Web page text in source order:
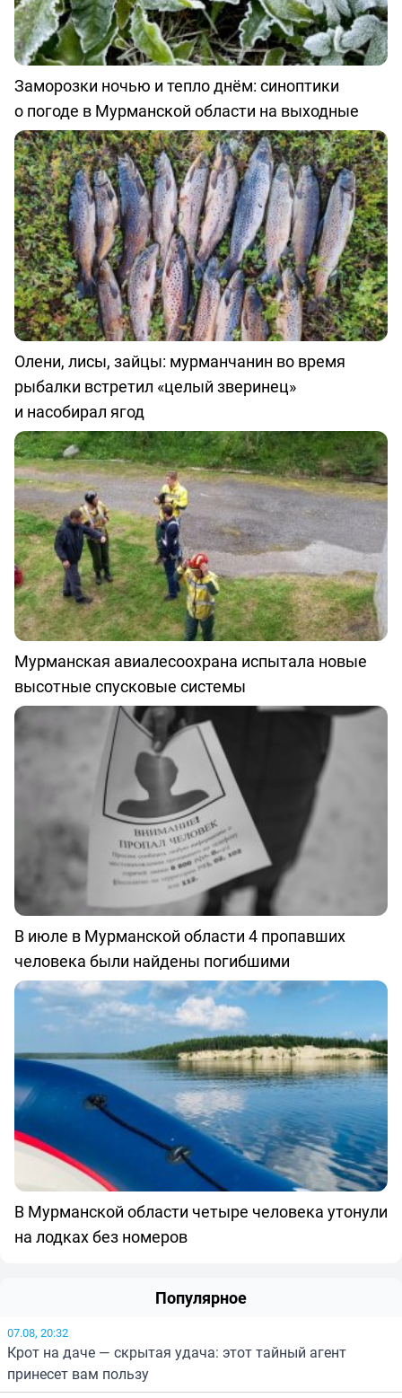
Заморозки ночью и тепло днём: синоптики
о погоде в Мурманской области на выходные
Олени, лисы, зайцы: мурманчанин во время
рыбалки встретил «целый зверинец»
и насобирал ягод
Мурманская авиалесоохрана испытала новые
высотные спусковые системы
В июле в Мурманской области 4 пропавших
человека были найдены погибшими
В Мурманской области четыре человека утонули
на лодках без номеров
Популярное
07.08, 20:32
Крот на даче — скрытая удача: этот тайный агент
принесет вам пользу